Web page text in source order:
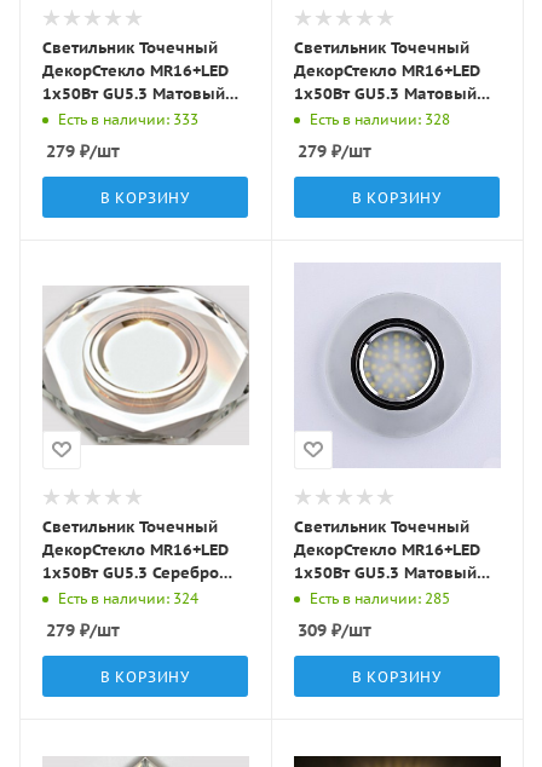
Светильник Точечный
ДекорСтекло MR16+LED
1х50Вт GU5.3 Матовый
D90х10мм IP20 D0801
Есть в наличии: 333
279 ₽/шт
В КОРЗИНУ
Светильник Точечный
ДекорСтекло MR16+LED
1х50Вт GU5.3 Матовый
90х90х10мм IP20 D0001
Есть в наличии: 328
279 ₽/шт
В КОРЗИНУ
Светильник Точечный
ДекорСтекло MR16+LED
1х50Вт GU5.3 Серебро
D95х25мм IP20 D0801L
Есть в наличии: 324
279 ₽/шт
В КОРЗИНУ
Светильник Точечный
ДекорСтекло MR16+LED
1х50Вт GU5.3 Матовый
D90х10мм IP20 D0301
Есть в наличии: 285
309 ₽/шт
В КОРЗИНУ